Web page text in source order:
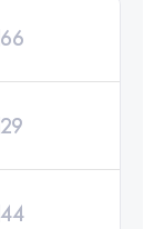
66
29
44